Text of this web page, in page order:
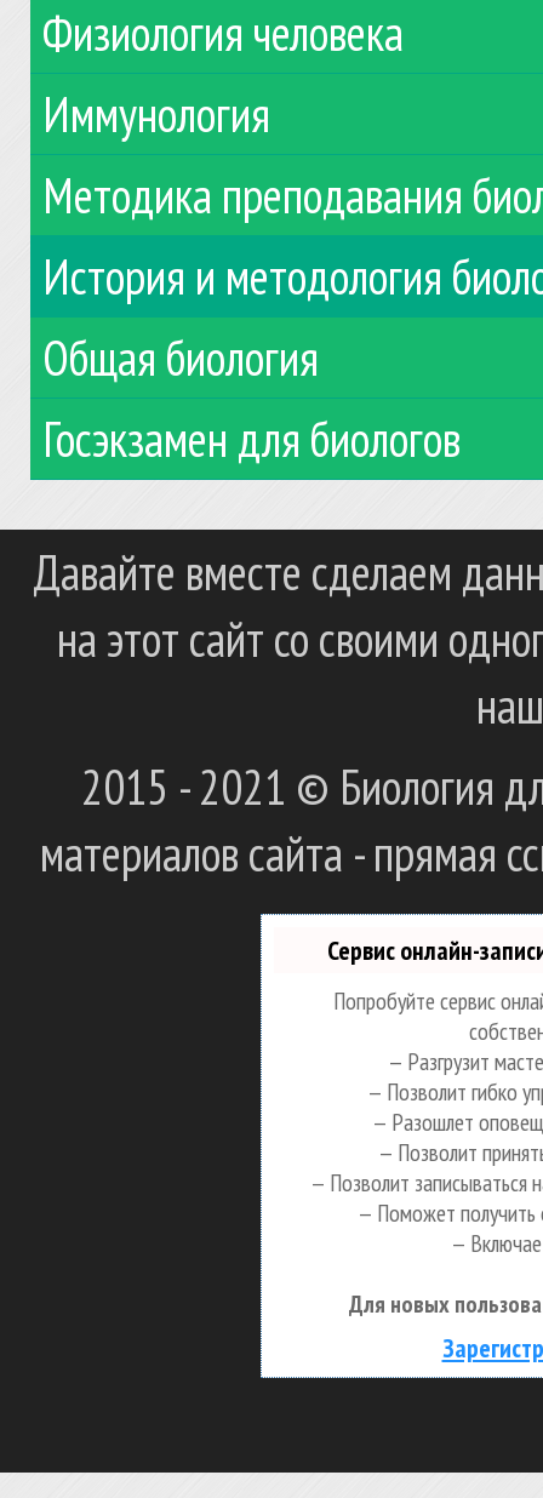
Физиология человека
Иммунология
Методика преподавания
История и методология
Общая биология
Госэкзамен для биологов
Давайте вместе сделаем
на этот сайт со своими
2015 - 2021 © Биология
материалов сайта - прямая
Сервис онлайн-
Попробуйте сервис
— Разгрузит
— Позволит гибко
— Разошлет
— Позволит
— Позволит записываться
— Поможет получить
—
Для новых